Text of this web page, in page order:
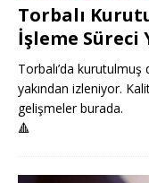
Torbalı
İşleme Süreci
Torbalı’da
yakından izleniyor.
gelişmeler burada.
🔺